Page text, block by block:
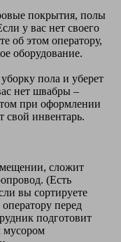
покрытия, полы
у вас нет своего
об этом оператору,
оборудование.
пола и уберет
нет швабры –
при оформлении
свой инвентарь.
сложит
(Есть
вы сортируете
перед
подготовит
мусором